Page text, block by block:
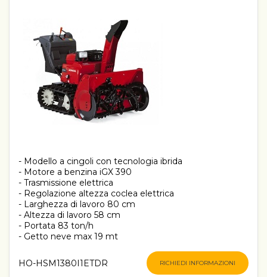
- Modello a cingoli con tecnologia ibrida
- Motore a benzina iGX 390
- Trasmissione elettrica
- Regolazione altezza coclea elettrica
- Larghezza di lavoro 80 cm
- Altezza di lavoro 58 cm
- Portata 83 ton/h
- Getto neve max 19 mt
HO-HSM1380I1ETDR RICHIEDI INFORMAZIONI